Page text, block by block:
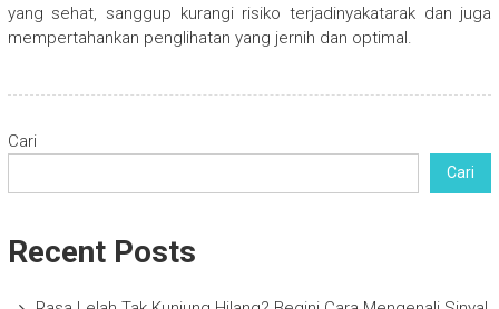
yang sehat, sanggup kurangi risiko terjadinyakatarak dan juga
mempertahankan penglihatan yang jernih dan optimal.
Cari
Cari
Recent Posts